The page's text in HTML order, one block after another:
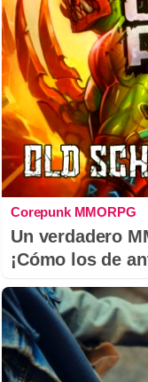
Corepunk MMORPG
Un verdadero
¡Cómo los de